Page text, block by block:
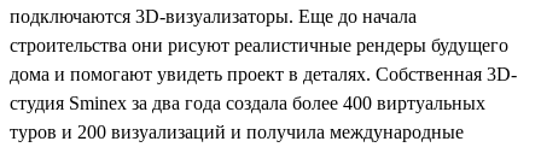
подключаются 3D-визуализаторы. Еще до начала
строительства они рисуют реалистичные рендеры будущего
дома и помогают увидеть проект в деталях. Собственная 3D-
студия Sminex за два года создала более 400 виртуальных
туров и 200 визуализаций и получила международные